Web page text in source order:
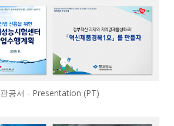
관공서 - Presentation (PT)